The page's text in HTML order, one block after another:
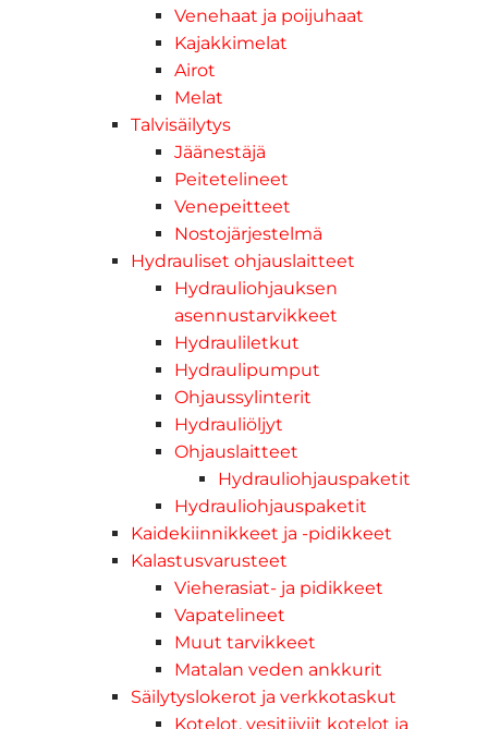
Venehaat ja poijuhaat
Kajakkimelat
Airot
Melat
Talvisäilytys
Jäänestäjä
Peitetelineet
Venepeitteet
Nostojärjestelmä
Hydrauliset ohjauslaitteet
Hydrauliohjauksen
asennustarvikkeet
Hydrauliletkut
Hydraulipumput
Ohjaussylinterit
Hydrauliöljyt
Ohjauslaitteet
Hydrauliohjauspaketit
Hydrauliohjauspaketit
Kaidekiinnikkeet ja -pidikkeet
Kalastusvarusteet
Vieherasiat- ja pidikkeet
Vapatelineet
Muut tarvikkeet
Matalan veden ankkurit
Säilytyslokerot ja verkkotaskut
Kotelot, vesitiiviit kotelot ja